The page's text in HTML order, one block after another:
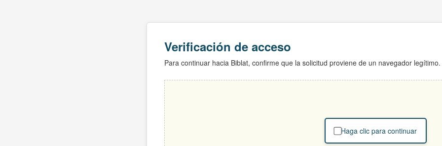
Verificación de acceso
Para continuar hacia Biblat, confirme que la solicitud proviene de un navegador legítimo.
Haga clic para continuar